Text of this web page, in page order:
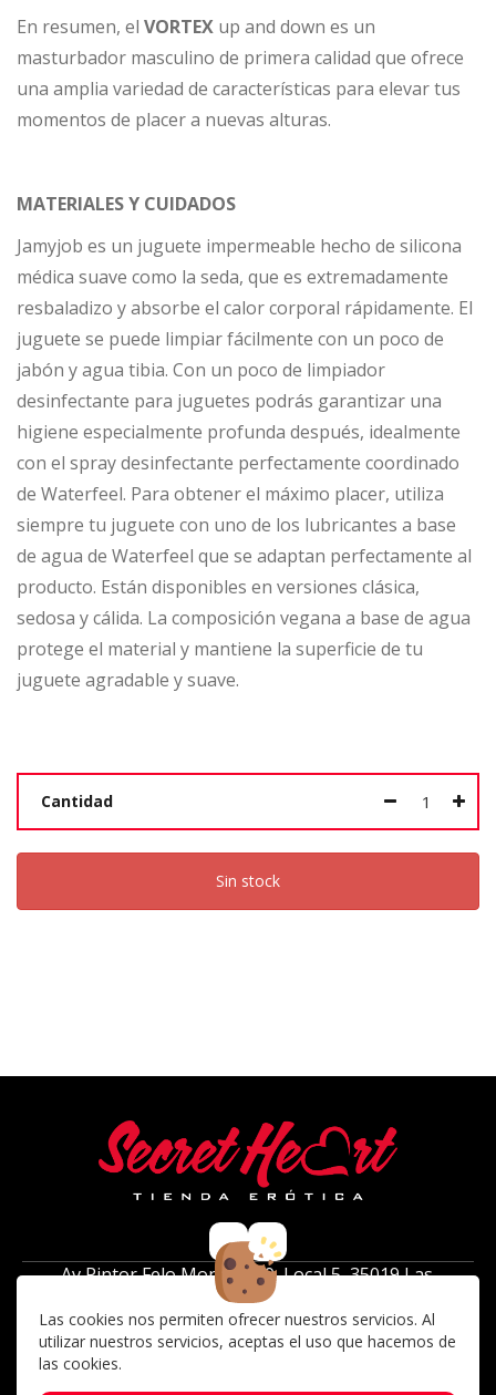
Las cookies nos permiten ofrecer nuestros servicios. Al
utilizar nuestros servicios, aceptas el uso que hacemos de
las cookies.
En resumen, el VORTEX up and down es un
masturbador masculino de primera calidad que ofrece
una amplia variedad de características para elevar tus
momentos de placer a nuevas alturas.
MATERIALES Y CUIDADOS
Jamyjob es un juguete impermeable hecho de silicona
médica suave como la seda, que es extremadamente
resbaladizo y absorbe el calor corporal rápidamente. El
juguete se puede limpiar fácilmente con un poco de
jabón y agua tibia. Con un poco de limpiador
desinfectante para juguetes podrás garantizar una
higiene especialmente profunda después, idealmente
con el spray desinfectante perfectamente coordinado
de Waterfeel. Para obtener el máximo placer, utiliza
siempre tu juguete con uno de los lubricantes a base
de agua de Waterfeel que se adaptan perfectamente al
producto. Están disponibles en versiones clásica,
sedosa y cálida. La composición vegana a base de agua
protege el material y mantiene la superficie de tu
juguete agradable y suave.
Cantidad
Sin stock
Av Pintor Felo Monzón 39, Local 5, 35019 Las
Palmas de Gran Canaria ( frente al centro
comercial 7 palmas)
Lunes a Sabados: 10:00 a 14:00, 17:00 a 21:00